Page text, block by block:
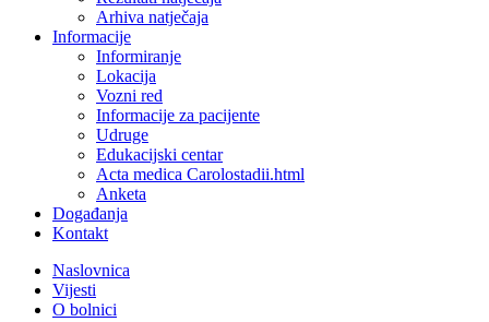
Arhiva natječaja
Informacije
Informiranje
Lokacija
Vozni red
Informacije za pacijente
Udruge
Edukacijski centar
Acta medica Carolostadii.html
Anketa
Događanja
Kontakt
Naslovnica
Vijesti
O bolnici